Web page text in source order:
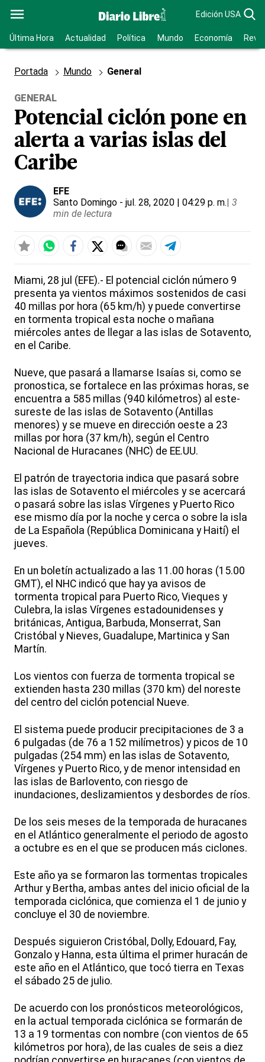
Edición USA
Última Hora Actualidad Política Mundo Economía
Portada Mundo General
GENERAL
Potencial ciclón pone en
alerta a varias islas del
Caribe
EFE
Santo Domingo - jul. 28, 2020 | 04:29 p. m.| 3
min de lectura
Miami, 28 jul (EFE).- El potencial ciclón número 9
presenta ya vientos máximos sostenidos de casi
40 millas por hora (65 km/h) y puede convertirse
en tormenta tropical esta noche o mañana
miércoles antes de llegar a las islas de Sotavento,
en el Caribe.
Nueve, que pasará a llamarse Isaías si, como se
pronostica, se fortalece en las próximas horas, se
encuentra a 585 millas (940 kilómetros) al este-
sureste de las islas de Sotavento (Antillas
menores) y se mueve en dirección oeste a 23
millas por hora (37 km/h), según el Centro
Nacional de Huracanes (NHC) de EE.UU.
El patrón de trayectoria indica que pasará sobre
las islas de Sotavento el miércoles y se acercará
o pasará sobre las islas Vírgenes y Puerto Rico
ese mismo día por la noche y cerca o sobre la isla
de La Española (República Dominicana y Haití) el
jueves.
En un boletín actualizado a las 11.00 horas (15.00
GMT), el NHC indicó que hay ya avisos de
tormenta tropical para Puerto Rico, Vieques y
Culebra, la islas Vírgenes estadounidenses y
británicas, Antigua, Barbuda, Monserrat, San
Cristóbal y Nieves, Guadalupe, Martinica y San
Martín.
Los vientos con fuerza de tormenta tropical se
extienden hasta 230 millas (370 km) del noreste
del centro del ciclón potencial Nueve.
El sistema puede producir precipitaciones de 3 a
6 pulgadas (de 76 a 152 milímetros) y picos de 10
pulgadas (254 mm) en las islas de Sotavento,
Vírgenes y Puerto Rico, y de menor intensidad en
las islas de Barlovento, con riesgo de
inundaciones, deslizamientos y desbordes de ríos.
De los seis meses de la temporada de huracanes
en el Atlántico generalmente el periodo de agosto
a octubre es en el que se producen más ciclones.
Este año ya se formaron las tormentas tropicales
Arthur y Bertha, ambas antes del inicio oficial de la
temporada ciclónica, que comienza el 1 de junio y
concluye el 30 de noviembre.
Después siguieron Cristóbal, Dolly, Edouard, Fay,
Gonzalo y Hanna, esta última el primer huracán de
este año en el Atlántico, que tocó tierra en Texas
el sábado 25 de julio.
De acuerdo con los pronósticos meteorológicos,
en la actual temporada ciclónica se formarán de
13 a 19 tormentas con nombre (con vientos de 65
kilómetros por hora), de las cuales de seis a diez